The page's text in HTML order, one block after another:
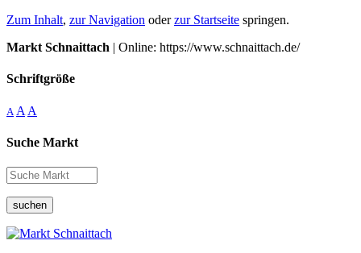
Zum Inhalt, zur Navigation oderzur Startseite springen.
Markt Schnaittach | Online: https://www.schnaittach.de/
Schriftgröße
A A A
Suche Markt
suchen